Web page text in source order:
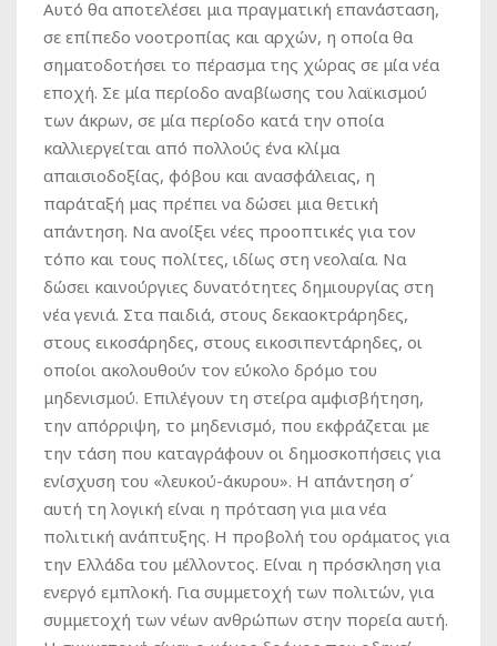
Αυτό θα αποτελέσει μια πραγματική επανάσταση,
σε επίπεδο νοοτροπίας και αρχών, η οποία θα
σηματοδοτήσει το πέρασμα της χώρας σε μία νέα
εποχή. Σε μία περίοδο αναβίωσης του λαϊκισμού
των άκρων, σε μία περίοδο κατά την οποία
καλλιεργείται από πολλούς ένα κλίμα
απαισιοδοξίας, φόβου και ανασφάλειας, η
παράταξή μας πρέπει να δώσει μια θετική
απάντηση. Να ανοίξει νέες προοπτικές για τον
τόπο και τους πολίτες, ιδίως στη νεολαία. Να
δώσει καινούργιες δυνατότητες δημιουργίας στη
νέα γενιά. Στα παιδιά, στους δεκαοκτράρηδες,
στους εικοσάρηδες, στους εικοσιπεντάρηδες, οι
οποίοι ακολουθούν τον εύκολο δρόμο του
μηδενισμού. Επιλέγουν τη στείρα αμφισβήτηση,
την απόρριψη, το μηδενισμό, που εκφράζεται με
την τάση που καταγράφουν οι δημοσκοπήσεις για
ενίσχυση του «λευκού-άκυρου». Η απάντηση σ΄
αυτή τη λογική είναι η πρόταση για μια νέα
πολιτική ανάπτυξης. Η προβολή του οράματος για
την Ελλάδα του μέλλοντος. Είναι η πρόσκληση για
ενεργό εμπλοκή. Για συμμετοχή των πολιτών, για
συμμετοχή των νέων ανθρώπων στην πορεία αυτή.